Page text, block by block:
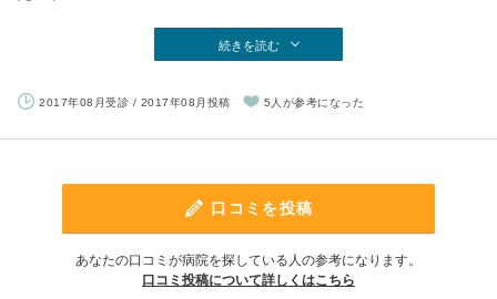
続きを読む
2017年08月受診 / 2017年08月投稿 5人が参考になった
口コミを投稿
あなたの口コミが病院を探している人の参考になります。
口コミ投稿について詳しくはこちら